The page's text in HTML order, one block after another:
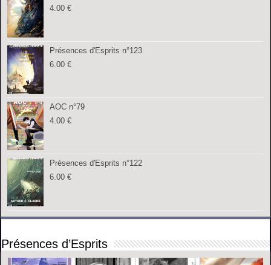
4.00€
Présences d'Esprits n°123
6.00€
AOC n°79
4.00€
Présences d'Esprits n°122
6.00€
Présences d’Esprits